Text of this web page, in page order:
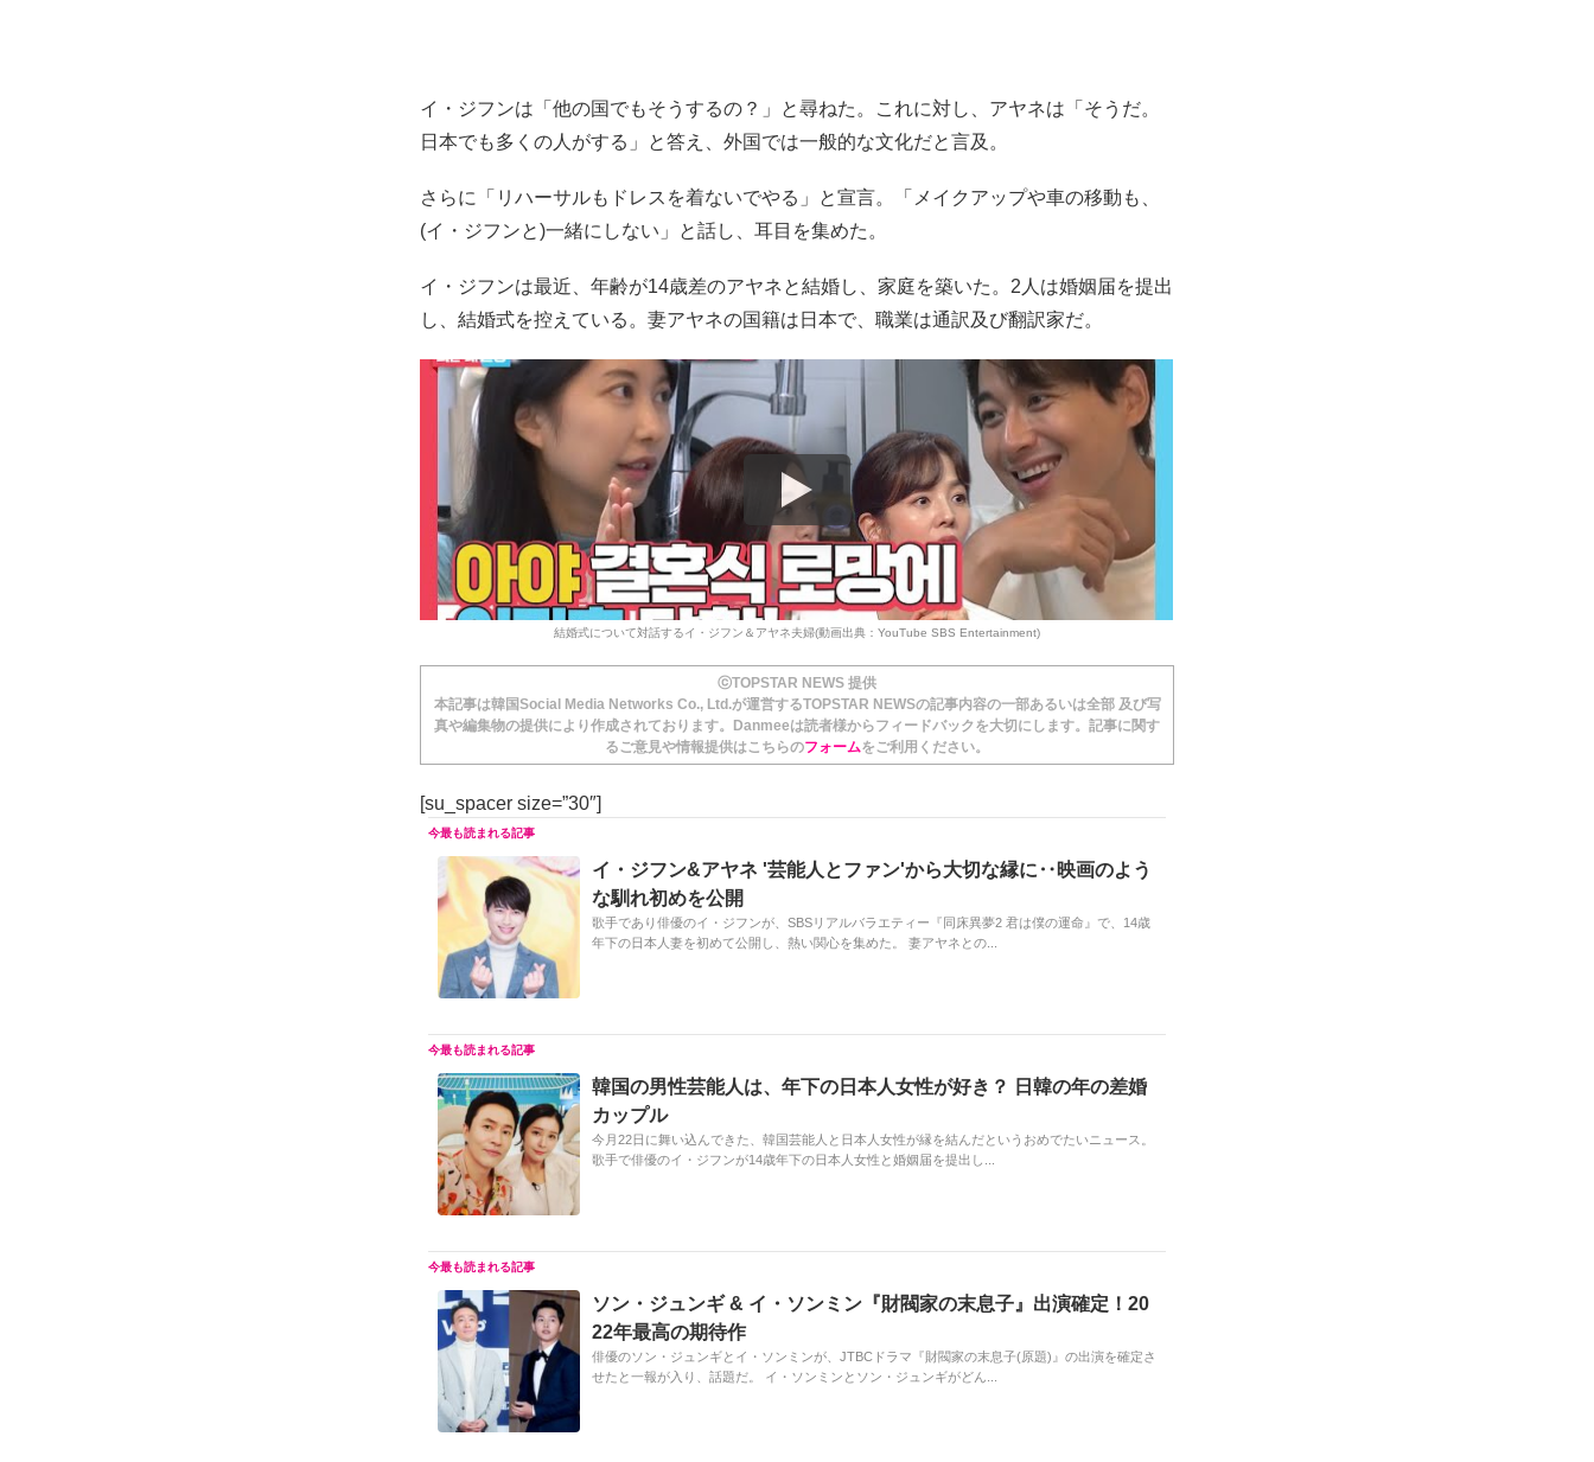
イ・ジフンは「他の国でもそうするの？」と尋ねた。これに対し、アヤネは「そうだ。
日本でも多くの人がする」と答え、外国では一般的な文化だと言及。
さらに「リハーサルもドレスを着ないでやる」と宣言。「メイクアップや車の移動も、
(イ・ジフンと)一緒にしない」と話し、耳目を集めた。
イ・ジフンは最近、年齢が14歳差のアヤネと結婚し、家庭を築いた。2人は婚姻届を提出
し、結婚式を控えている。妻アヤネの国籍は日本で、職業は通訳及び翻訳家だ。
結婚式について対話するイ・ジフン＆アヤネ夫婦(動画出典：YouTube SBS Entertainment)
ⓒTOPSTAR NEWS 提供
本記事は韓国Social Media Networks Co., Ltd.が運営するTOPSTAR NEWSの記事内容の一部あるいは全部 及び写
真や編集物の提供により作成されております。Danmeeは読者様からフィードバックを大切にします。記事に関す
るご意見や情報提供はこちらのフォームをご利用ください。
[su_spacer size=”30″]
イ・ジフン&アヤネ '芸能人とファン'から大切な縁に‥映画のよう
な馴れ初めを公開
歌手であり俳優のイ・ジフンが、SBSリアルバラエティー『同床異夢2 君は僕の運命』で、14歳
年下の日本人妻を初めて公開し、熱い関心を集めた。 妻アヤネとの...
韓国の男性芸能人は、年下の日本人女性が好き？ 日韓の年の差婚
カップル
今月22日に舞い込んできた、韓国芸能人と日本人女性が縁を結んだというおめでたいニュース。
歌手で俳優のイ・ジフンが14歳年下の日本人女性と婚姻届を提出し...
ソン・ジュンギ & イ・ソンミン『財閥家の末息子』出演確定！20
22年最高の期待作
俳優のソン・ジュンギとイ・ソンミンが、JTBCドラマ『財閥家の末息子(原題)』の出演を確定さ
せたと一報が入り、話題だ。 イ・ソンミンとソン・ジュンギがどん...